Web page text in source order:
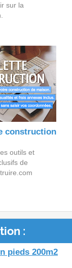
sur la
construction
outils et
de
:
pieds 200m2